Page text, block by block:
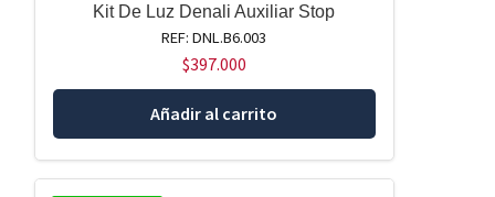
Kit De Luz Denali Auxiliar Stop
REF: DNL.B6.003
$397.000
Añadir al carrito